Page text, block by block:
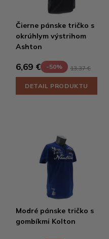
Čierne pánske tričko s
okrúhlym výstrihom
Ashton
6,69 € -50% 13,37 €
DETAIL PRODUKTU
Modré pánske tričko s
gombíkmi Kolton